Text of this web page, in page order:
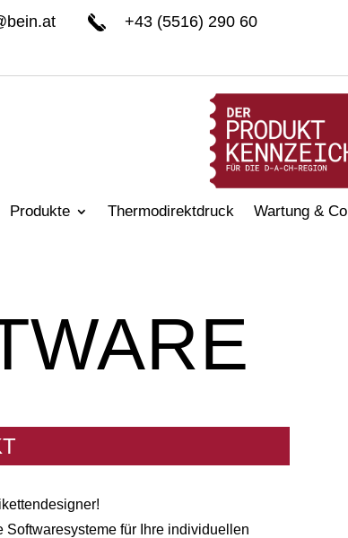
+43 (5516) 290 60
Produkte Thermodirektdruck Wartung & Co
Softwaresysteme für Ihre individuellen